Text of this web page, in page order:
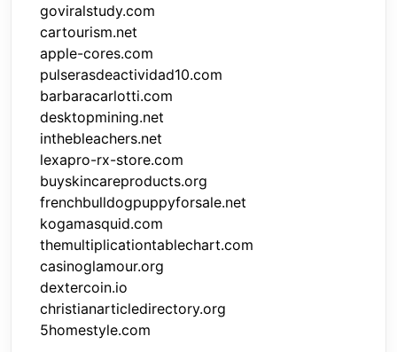
goviralstudy.com
cartourism.net
apple-cores.com
pulserasdeactividad10.com
barbaracarlotti.com
desktopmining.net
inthebleachers.net
lexapro-rx-store.com
buyskincareproducts.org
frenchbulldogpuppyforsale.net
kogamasquid.com
themultiplicationtablechart.com
casinoglamour.org
dextercoin.io
christianarticledirectory.org
5homestyle.com